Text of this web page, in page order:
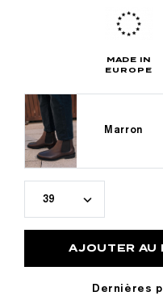
MADE IN
EUROPE
Marron
39
AJOUTER AU
Dernières